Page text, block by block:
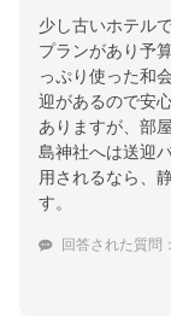
少し古いホテル
プランがあり予
っぷり使った和
迎があるので安
ありますが、部
島神社へは送迎
用されるなら、
す。
回答された質問